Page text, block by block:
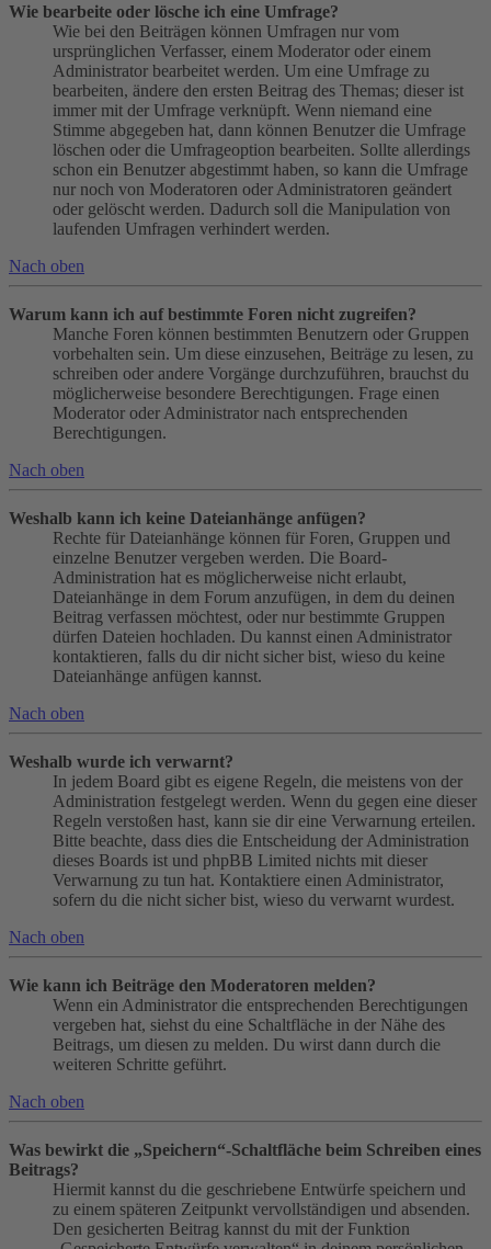
Wie bearbeite oder lösche ich eine Umfrage?
Wie bei den Beiträgen können Umfragen nur vom
ursprünglichen Verfasser, einem Moderator oder einem
Administrator bearbeitet werden. Um eine Umfrage zu
bearbeiten, ändere den ersten Beitrag des Themas; dieser ist
immer mit der Umfrage verknüpft. Wenn niemand eine
Stimme abgegeben hat, dann können Benutzer die Umfrage
löschen oder die Umfrageoption bearbeiten. Sollte allerdings
schon ein Benutzer abgestimmt haben, so kann die Umfrage
nur noch von Moderatoren oder Administratoren geändert
oder gelöscht werden. Dadurch soll die Manipulation von
laufenden Umfragen verhindert werden.
Nach oben
Warum kann ich auf bestimmte Foren nicht zugreifen?
Manche Foren können bestimmten Benutzern oder Gruppen
vorbehalten sein. Um diese einzusehen, Beiträge zu lesen, zu
schreiben oder andere Vorgänge durchzuführen, brauchst du
möglicherweise besondere Berechtigungen. Frage einen
Moderator oder Administrator nach entsprechenden
Berechtigungen.
Nach oben
Weshalb kann ich keine Dateianhänge anfügen?
Rechte für Dateianhänge können für Foren, Gruppen und
einzelne Benutzer vergeben werden. Die Board-
Administration hat es möglicherweise nicht erlaubt,
Dateianhänge in dem Forum anzufügen, in dem du deinen
Beitrag verfassen möchtest, oder nur bestimmte Gruppen
dürfen Dateien hochladen. Du kannst einen Administrator
kontaktieren, falls du dir nicht sicher bist, wieso du keine
Dateianhänge anfügen kannst.
Nach oben
Weshalb wurde ich verwarnt?
In jedem Board gibt es eigene Regeln, die meistens von der
Administration festgelegt werden. Wenn du gegen eine dieser
Regeln verstoßen hast, kann sie dir eine Verwarnung erteilen.
Bitte beachte, dass dies die Entscheidung der Administration
dieses Boards ist und phpBB Limited nichts mit dieser
Verwarnung zu tun hat. Kontaktiere einen Administrator,
sofern du die nicht sicher bist, wieso du verwarnt wurdest.
Nach oben
Wie kann ich Beiträge den Moderatoren melden?
Wenn ein Administrator die entsprechenden Berechtigungen
vergeben hat, siehst du eine Schaltfläche in der Nähe des
Beitrags, um diesen zu melden. Du wirst dann durch die
weiteren Schritte geführt.
Nach oben
Was bewirkt die „Speichern“-Schaltfläche beim Schreiben eines
Beitrags?
Hiermit kannst du die geschriebene Entwürfe speichern und
zu einem späteren Zeitpunkt vervollständigen und absenden.
Den gesicherten Beitrag kannst du mit der Funktion